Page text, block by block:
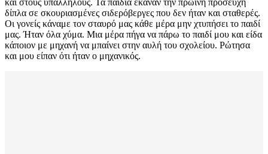
δίπλα σε σκουριασμένες σιδερόβεργες που δεν ήταν και σταθερές.
Οι γονείς κάναμε τον σταυρό μας κάθε μέρα μην χτυπήσει το παιδί
μας. Ήταν όλα χύμα. Μια μέρα πήγα να πάρω το παιδί μου και είδα
κάποιον με μηχανή να μπαίνει στην αυλή του σχολείου. Ρώτησα
και μου είπαν ότι ήταν ο μηχανικός.